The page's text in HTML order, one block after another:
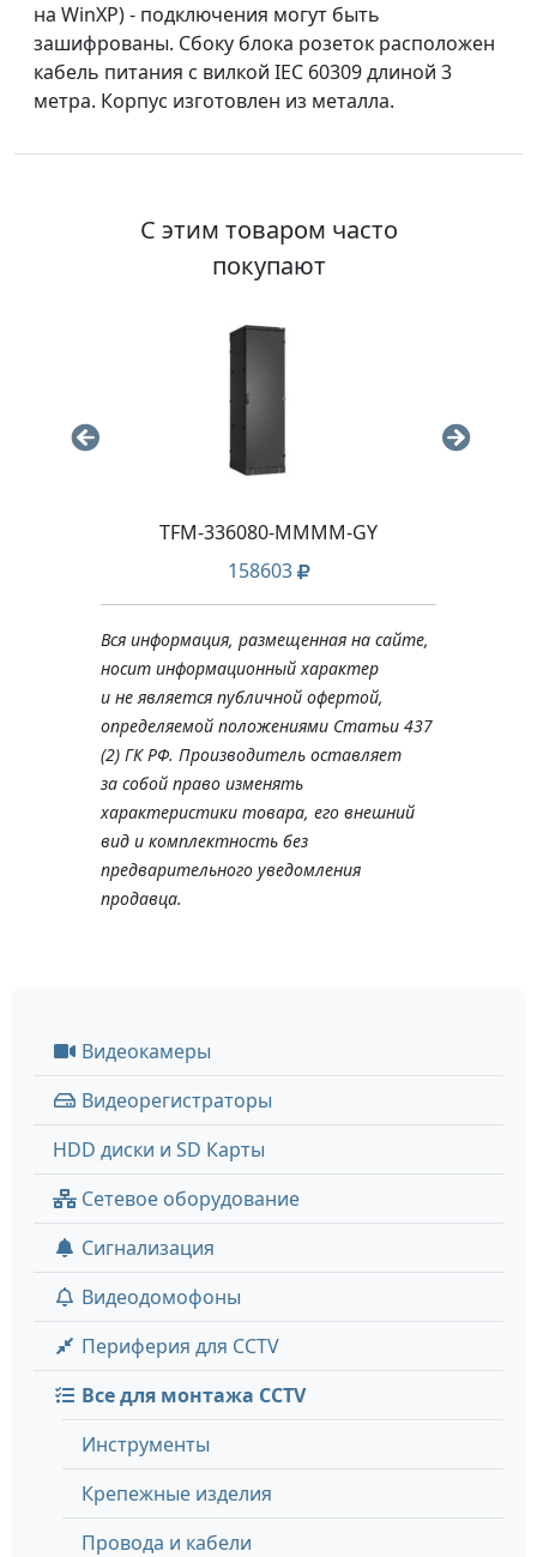
на WinXP) - подключения могут быть
зашифрованы. Сбоку блока розеток расположен
кабель питания с вилкой IEC 60309 длиной 3
метра. Корпус изготовлен из металла.
С этим товаром часто
покупают
TFM-336080-MMMM-GY
158603
Вся информация, размещенная на сайте,
носит информационный характер
и не является публичной офертой,
определяемой положениями Статьи 437
(2) ГК РФ. Производитель оставляет
за собой право изменять
характеристики товара, его внешний
вид и комплектность без
предварительного уведомления
продавца.
Видеокамеры
Видеорегистраторы
HDD диски и SD Карты
Сетевое оборудование
Сигнализация
Видеодомофоны
Периферия для CCTV
Все для монтажа CCTV
Инструменты
Крепежные изделия
Провода и кабели